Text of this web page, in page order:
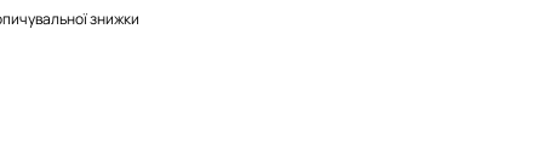
знижки